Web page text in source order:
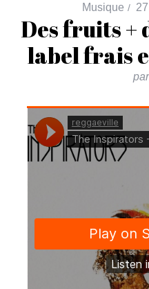
Musique
Des fruits +
label frais
par